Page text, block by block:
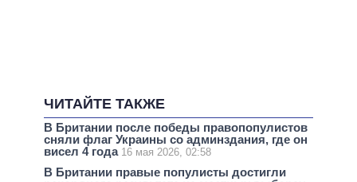
ЧИТАЙТЕ ТАКЖЕ
В Британии после победы правопопулистов
сняли флаг Украины со админздания, где он
висел 4 года 16 мая 2026, 02:58
В Британии правые популисты достигли